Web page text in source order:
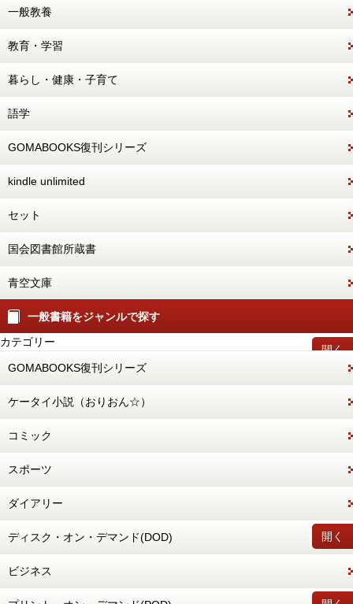
一般教養
教育・学習
暮らし・健康・子育て
語学
GOMABOOKS復刊シリーズ
kindle unlimited
セット
国会図書館所蔵書
青空文庫
一般書籍をジャンルで探す
開く
カテゴリー
GOMABOOKS復刊シリーズ
ケータイ小説（おりおん☆）
コミック
スポーツ
ダイアリー
開く
ディスク・オン・デマンド(DOD)
ビジネス